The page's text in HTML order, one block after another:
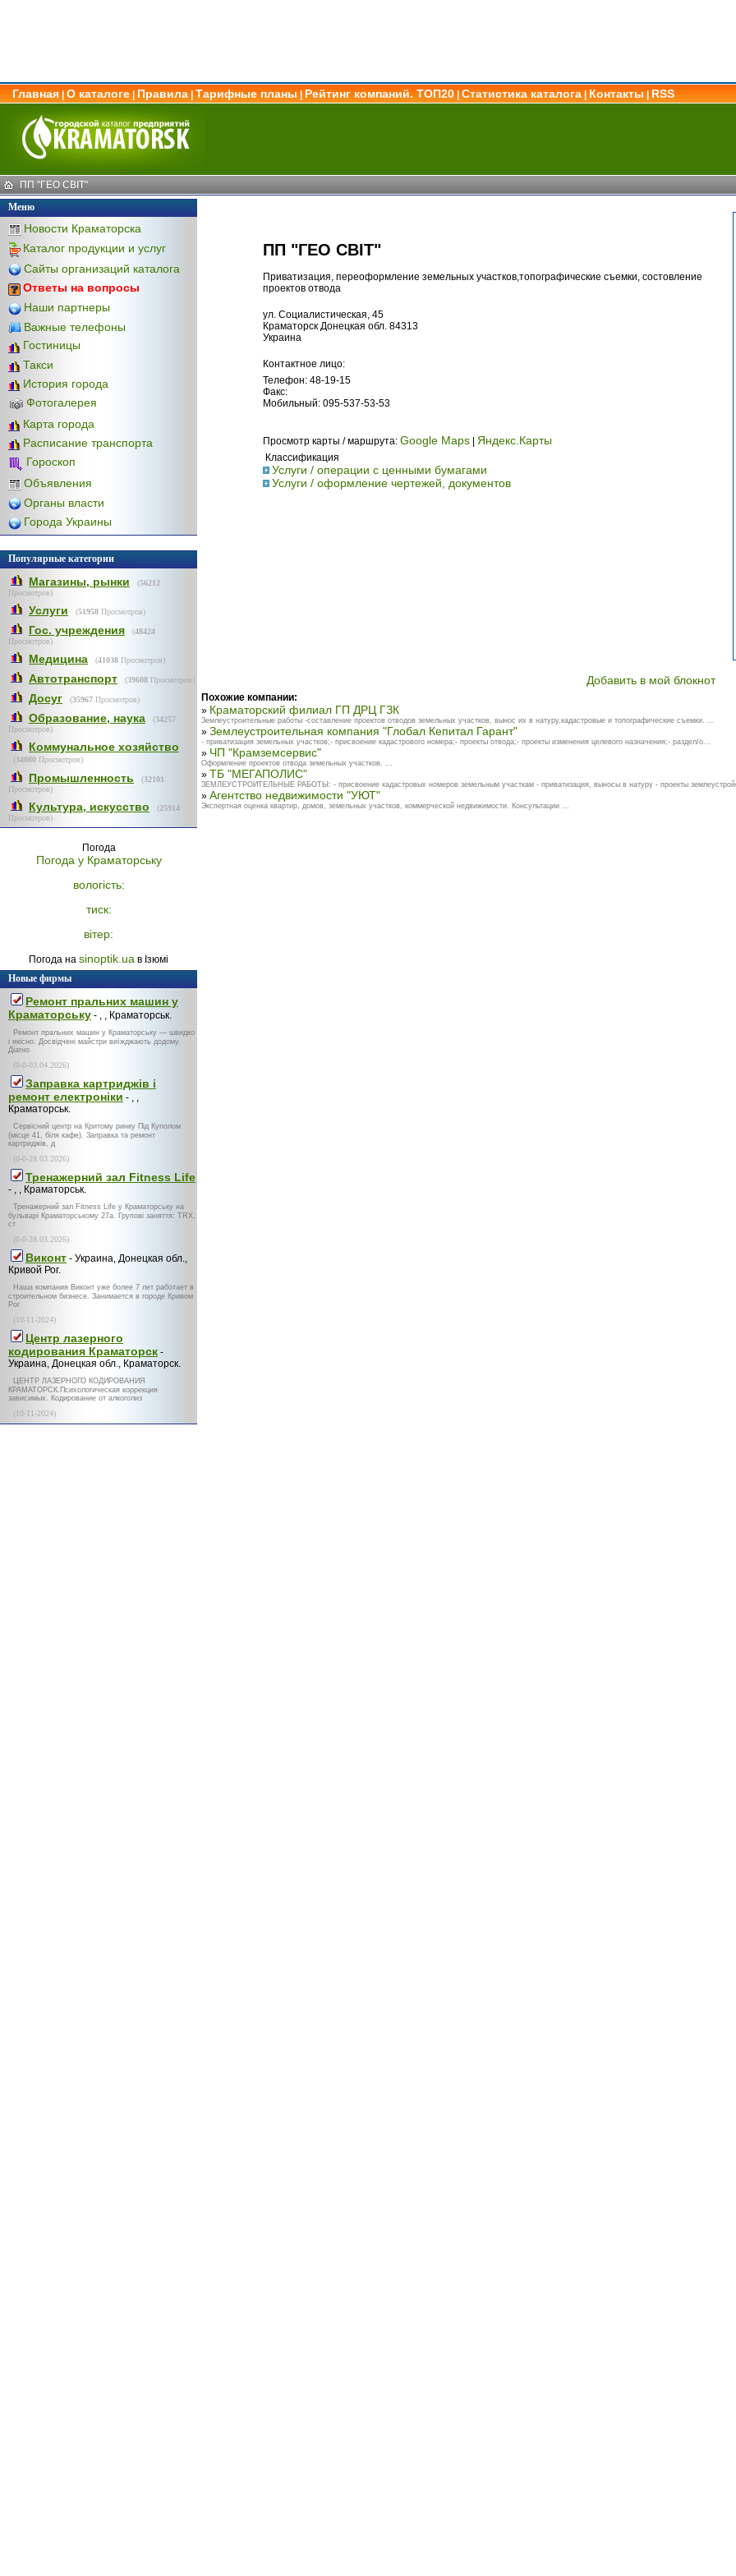
Главная О каталоге Правила Тарифные планы Рейтинг компаний. ТОП20 Статистика каталога Контакты
RSS
ПП "ГЕО СВІТ"
Меню
Новости Краматорска
Каталог продукции и услуг
Сайты организаций каталога
Ответы на вопросы
Наши партнеры
Важные телефоны
Гостиницы
Такси
История города
Фотогалерея
Карта города
Расписание транспорта
Гороскоп
Объявления
Органы власти
Города Украины
Популярные категории
Магазины, рынки (56212
Просмотров)
Услуги (51958 Просмотров)
Гос. учреждения (48424
Просмотров)
Медицина (41038 Просмотров)
Автотранспорт (39608 Просмотров)
Досуг (35967 Просмотров)
Образование, наука (34257
Просмотров)
Коммунальное хозяйство
(34080 Просмотров)
Промышленность (32101
Просмотров)
Культура, искусство (25914
Просмотров)
Погода
Погода у Краматорську
вологість:
тиск:
вітер:
Погода на sinoptik.ua в Ізюмі
Новые фирмы
Ремонт пральних машин у
Краматорську - , , Краматорськ.
Ремонт пральних машин у Краматорську — швидко
і якісно. Досвідчені майстри виїжджають додому.
Діагно
(0-0-03.04.2026)
Заправка картриджів і
ремонт електроніки - , ,
Краматорськ.
Сервісний центр на Критому ринку Під Куполом
(місце 41, біля кафе). Заправка та ремонт
картриджів, д
(0-0-28.03.2026)
Тренажерний зал Fitness Life
- , , Краматорськ.
Тренажерний зал Fitness Life у Краматорську на
бульварі Краматорському 27а. Групові заняття: TRX,
ст
(0-0-28.03.2026)
Виконт - Украина, Донецкая обл.,
Кривой Рог.
Наша компания Виконт уже более 7 лет работает в
строительном бизнесе. Занимается в городе Кривом
Рог
(10-11-2024)
Центр лазерного
кодирования Краматорск -
Украина, Донецкая обл., Краматорск.
ЦЕНТР ЛАЗЕРНОГО КОДИРОВАНИЯ
КРАМАТОРСК.Психологическая коррекция
зависимых. Кодирование от алкоголиз
(10-11-2024)
ПП "ГЕО СВІТ"
Приватизация, переоформление земельных участков,топографические съемки, состовление
проектов отвода
ул. Социалистическая, 45
Краматорск Донецкая обл. 84313
Украина
Контактное лицо:
Телефон: 48-19-15
Факс:
Мобильный: 095-537-53-53
Просмотр карты / маршрута: Google Maps | Яндекс.Карты
Классификация
Услуги / операции с ценными бумагами
Услуги / оформление чертежей, документов
Добавить в мой блокнот
Похожие компании:
» Краматорский филиал ГП ДРЦ ГЗК
Землеустроительные работы -составление проектов отводов земельных участков, вынос их в натуру,кадастровые и топографические съемки. ...
» Землеустроительная компания "Глобал Кепитал Гарант"
- приватизация земельных участков;- присвоение кадастрового номера;- проекты отвода;- проекты изменения целевого назначения;- раздел/о...
» ЧП "Крамземсервис"
Оформление проектов отвода земельных участков. ...
» ТБ "МЕГАПОЛИС"
ЗЕМЛЕУСТРОИТЕЛЬНЫЕ РАБОТЫ: - присвоение кадастровых номеров земельным участкам - приватизация, выносы в натуру - проекты
» Агентство недвижимости "УЮТ"
Экспертная оценка квартир, домов, земельных участков, коммерческой недвижимости. Консультации ...